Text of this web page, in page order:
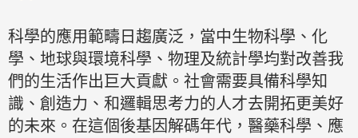
科學的應用範疇日趨廣泛，當中生物科學、化
學、地球與環境科學、物理及統計學均對改善我
們的生活作出巨大貢獻。社會需要具備科學知
識、創造力、和邏輯思考力的人才去開拓更美好
的未來。在這個後基因解碼年代，醫藥科學、應